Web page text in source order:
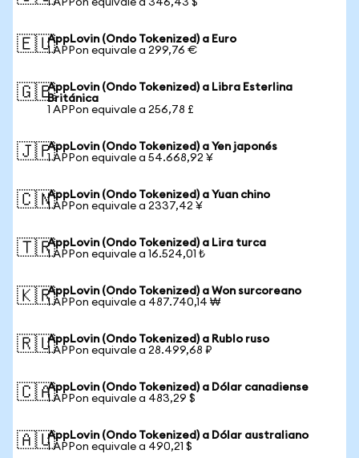
1 APPon equivale a 346,43 $
🇪🇺AppLovin (Ondo Tokenized) a Euro
1 APPon equivale a 299,76 €
🇬🇧AppLovin (Ondo Tokenized) a Libra Esterlina
Británica
1 APPon equivale a 256,78 £
🇯🇵AppLovin (Ondo Tokenized) a Yen japonés
1 APPon equivale a 54.668,92 ¥
🇨🇳AppLovin (Ondo Tokenized) a Yuan chino
1 APPon equivale a 2337,42 ¥
🇹🇷AppLovin (Ondo Tokenized) a Lira turca
1 APPon equivale a 16.524,01 ₺
🇰🇷AppLovin (Ondo Tokenized) a Won surcoreano
1 APPon equivale a 487.740,14 ₩
🇷🇺AppLovin (Ondo Tokenized) a Rublo ruso
1 APPon equivale a 28.499,68 ₽
🇨🇦AppLovin (Ondo Tokenized) a Dólar canadiense
1 APPon equivale a 483,29 $
🇦🇺AppLovin (Ondo Tokenized) a Dólar australiano
1 APPon equivale a 490,21 $